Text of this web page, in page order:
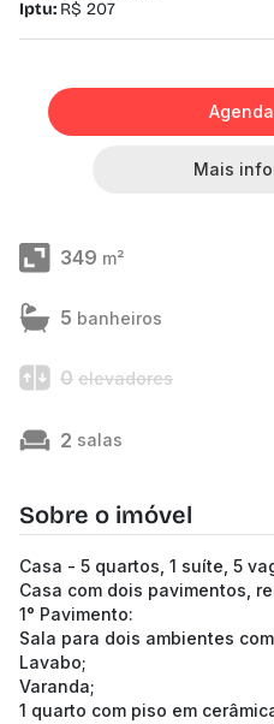
Iptu: R$ 207
Mais
349 m²
5 banheiros
0 elevadores
2 salas
Sobre o imóvel
Casa - 5 quartos, 1 suíte, 5
Casa com dois pavimentos,
1° Pavimento:
Sala para dois ambientes
Lavabo;
Varanda;
1 quarto com piso em